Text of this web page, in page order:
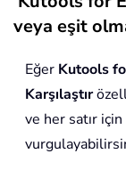
veya eşit
Eğer Kutools
Karşılaştır
ve her satır